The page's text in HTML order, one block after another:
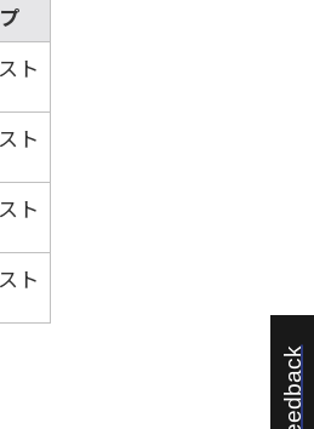
Feedback
ト
ト
ト
ト